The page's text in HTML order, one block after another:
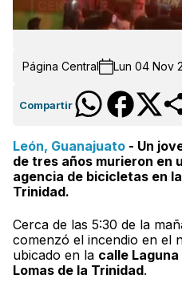
Página Central Lun 04 Nov
Compartir
León, Guanajuato - Un
de tres años murieron en
agencia de bicicletas en
Trinidad.
Cerca de las 5:30 de la
comenzó el incendio en el
ubicado en la calle
Lomas de la Trinidad.